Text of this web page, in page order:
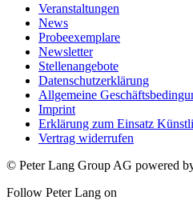
Veranstaltungen
News
Probeexemplare
Newsletter
Stellenangebote
Datenschutzerklärung
Allgemeine
Imprint
Erklärung zum Einsatz
Vertrag widerrufen
© Peter Lang Group AG powered
Follow Peter Lang on